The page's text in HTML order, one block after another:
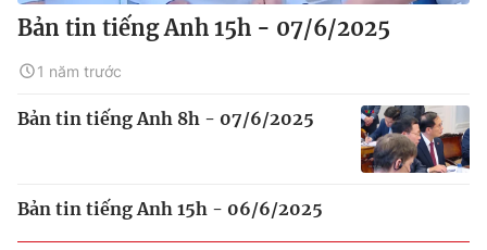
Bản tin tiếng Anh 15h - 07/6/2025
1 năm trước
Bản tin tiếng Anh 8h - 07/6/2025
Bản tin tiếng Anh 15h - 06/6/2025